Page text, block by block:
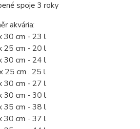
spoje 3 roky
akvária:
30 cm - 23 l
25 cm - 20 l
30 cm - 24 l
25 cm . 25 l
30 cm - 27 l
30 cm - 30 l
35 cm - 38 l
30 cm - 37 l